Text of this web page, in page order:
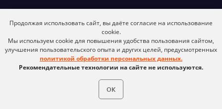
Продолжая использовать сайт, вы даёте согласие на использование
cookie.
Мы используем cookie для повышения удобства пользования сайтом,
улучшения пользовательского опыта и других целей, предусмотренных
политикой обработки персональных данных.
Рекомендательные технологии на сайте не используются.
ОК